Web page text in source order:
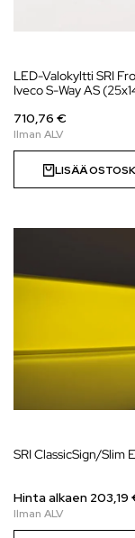
LED-Valokyltti SRI
Iveco S-Way AS
710,76 €
LISÄÄ
SRI ClassicSign/Slim
Hinta alkaen 203,19